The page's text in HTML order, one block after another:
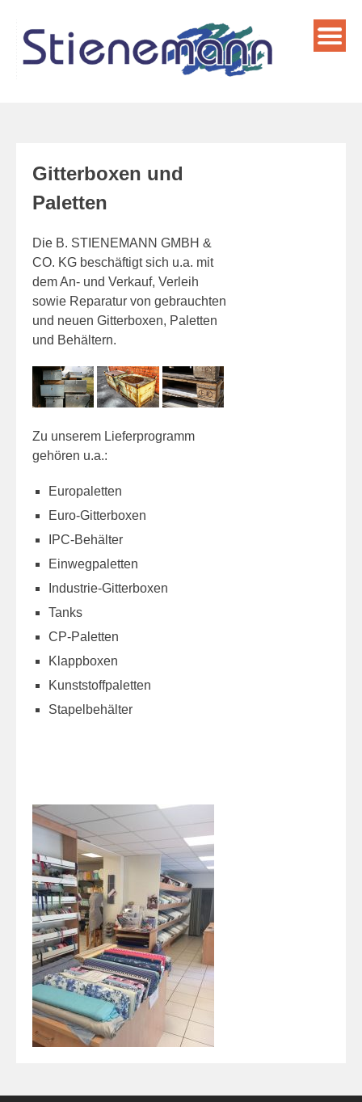
content
Gitterboxen und
Paletten
Die B. STIENEMANN GMBH &
CO. KG beschäftigt sich u.a. mit
dem An- und Verkauf, Verleih
sowie Reparatur von gebrauchten
und neuen Gitterboxen, Paletten
und Behältern.
Zu unserem Lieferprogramm
gehören u.a.:
Europaletten
Euro-Gitterboxen
IPC-Behälter
Einwegpaletten
Industrie-Gitterboxen
Tanks
CP-Paletten
Klappboxen
Kunststoffpaletten
Stapelbehälter